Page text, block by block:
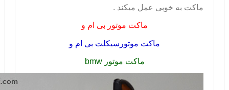
ماکت به خوبی عمل میکند .
ماکت موتور بی ام و
ماکت موتورسیکلت بی ام و
ماکت موتورbmw